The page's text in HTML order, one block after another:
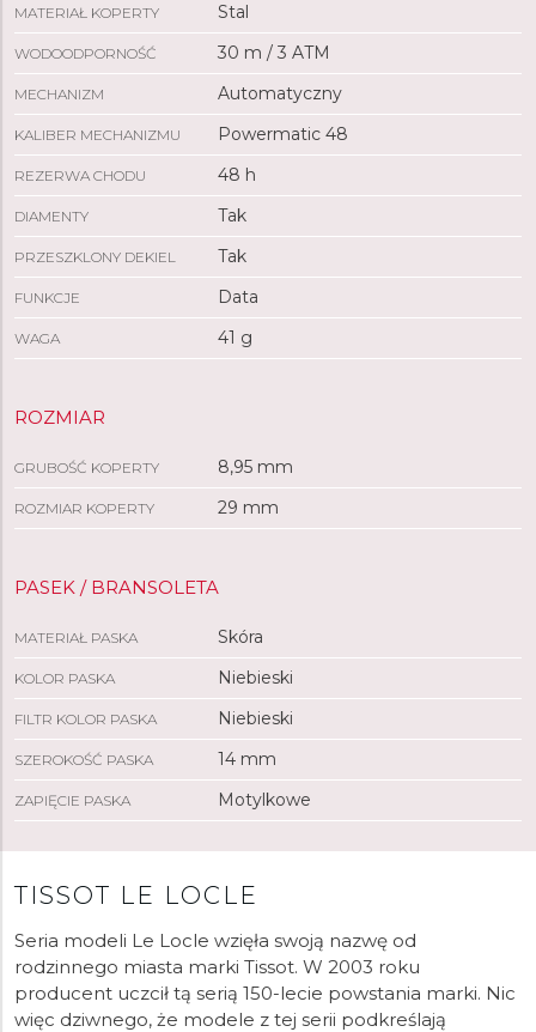
MATERIAŁ KOPERTY Stal
WODOODPORNOŚĆ 30 m / 3 ATM
MECHANIZM Automatyczny
KALIBER MECHANIZMU Powermatic 48
REZERWA CHODU 48 h
DIAMENTY Tak
PRZESZKLONY DEKIEL Tak
FUNKCJE Data
WAGA 41 g
ROZMIAR
GRUBOŚĆ KOPERTY 8,95 mm
ROZMIAR KOPERTY 29 mm
PASEK / BRANSOLETA
MATERIAŁ PASKA Skóra
KOLOR PASKA Niebieski
FILTR KOLOR PASKA Niebieski
SZEROKOŚĆ PASKA 14 mm
ZAPIĘCIE PASKA Motylkowe
TISSOT LE LOCLE
Seria modeli Le Locle wzięła swoją nazwę od
rodzinnego miasta marki Tissot. W 2003 roku
producent uczcił tą serią 150-lecie powstania marki. Nic
więc dziwnego, że modele z tej serii podkreślają